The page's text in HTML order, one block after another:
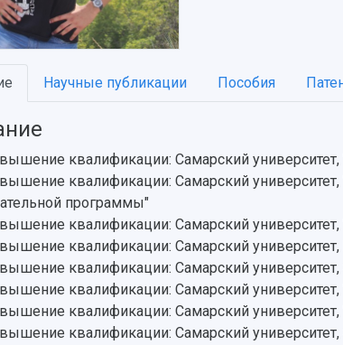
Научные публикации Пособия
квалификации: Самарский
квалификации: Самарский
программы"
квалификации: Самарский университет,
квалификации: Самарский
квалификации: Самарский
квалификации: Самарский
квалификации: Самарский
квалификации: Самарский